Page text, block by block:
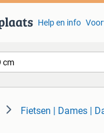
Help en info
Fietsen | Dames |